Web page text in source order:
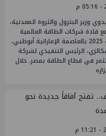
وزير البترول والثروة المعدنية،
قادة شركات الطاقة العالمية
على هامش مؤتمر أديبك 2025 بالعاصمة الإماراتية أبوظبي،
الرئيس التنفيذي لشركة
في قطاع الطاقة بمصر. خلال
تفتح آفاقاً جديدة نحو